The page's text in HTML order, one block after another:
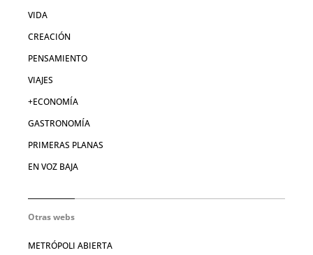
VIDA
CREACIÓN
PENSAMIENTO
VIAJES
+ECONOMÍA
GASTRONOMÍA
PRIMERAS PLANAS
EN VOZ BAJA
Otras webs
METRÓPOLI ABIERTA